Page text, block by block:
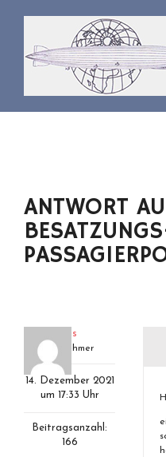
springen
ANTWORT
klaus
Teilnehmer
14. Dezember 2021
um 17:33 Uhr
Beitragsanzahl:
166